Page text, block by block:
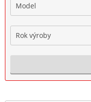
Model
Rok výroby